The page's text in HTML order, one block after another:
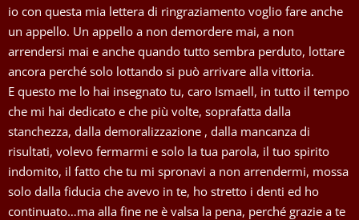
io con questa mia lettera di ringraziamento voglio fare anche
un appello. Un appello a non demordere mai, a non
arrendersi mai e anche quando tutto sembra perduto, lottare
ancora perché solo lottando si può arrivare alla vittoria.
E questo me lo hai insegnato tu, caro Ismaell, in tutto il tempo
che mi hai dedicato e che più volte, soprafatta dalla
stanchezza, dalla demoralizzazione , dalla mancanza di
risultati, volevo fermarmi e solo la tua parola, il tuo spirito
indomito, il fatto che tu mi spronavi a non arrendermi, mossa
solo dalla fiducia che avevo in te, ho stretto i denti ed ho
continuato…ma alla fine ne è valsa la pena, perché grazie a te